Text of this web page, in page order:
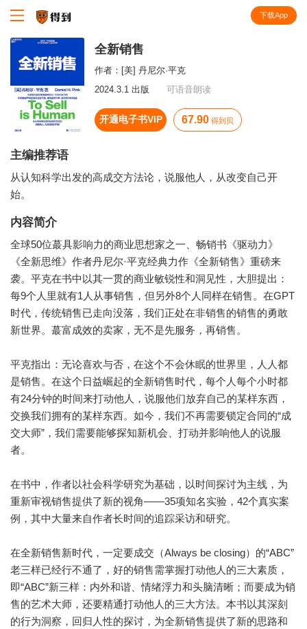
下载App
全新销售
作者： [美] 丹尼尔·平克
2024.3.1 出版
可语音朗读
开通电子书VIP 67.90 得到贝
主编推荐语
从认知科学出发的高成交方法论，说服他人，从改变自己开
始。
内容简介
全球50位蕞具影响力的商业思想家之一、畅销书《驱动力》
《全新思维》作者丹尼尔·平克经典力作《全新销售》重磅来
袭。平克在书中以其一贯的商业敏锐性和洞见性，大胆提出：
每9个人里就有1人从事销售，但另外8个人同样在销售。在GPT
时代，传统销售已走向没落，我们正处在非销售的销售的勇敢
新世界。蕞富成效的卖家，无不是先服务，再销售。
平克指出：无论喜欢与否，在这个不会休眠的世界里，人人都
是销售。在这个日益崛起的全新销售时代，每个人每个小时都
有24分钟的时间来打动他人，说服他们放弃自己的某样东西，
交换我们拥有的某样东西。如今，我们不再需要锁定合同的“成
交大师”，我们需要能够探知新机会、打动并影响他人的说服
者。
在书中，作者以社会科学研究为基础，以时间探讨为主线，为
重新审视销售提供了新的视角——35项知名实验，42个真实案
例，其中大量来自作者长时间的追踪采访和研究。
在全新销售新时代，一定要成交（Always be closing）的“ABC”
老三样已经行不通了，好的销售需掌握打动他人的三大素质，
即“ABC”新三样：内外和谐、情绪浮力和头脑清晰；而要成为销
售的艺术大师，还要精通打动他人的三大方法。本书以其深刻
的行为洞察，回归人性的探讨，为全新销售提供了新的思路和